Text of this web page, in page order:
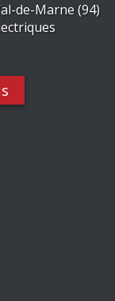
de-Marne (94)